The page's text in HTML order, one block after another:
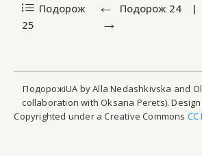
Подорож
25
Подорож 24 |
ПодорожіUA by Alla Nedashkivska and
collaboration with Oksana Perets).
Copyrighted under a Creative Commons CC